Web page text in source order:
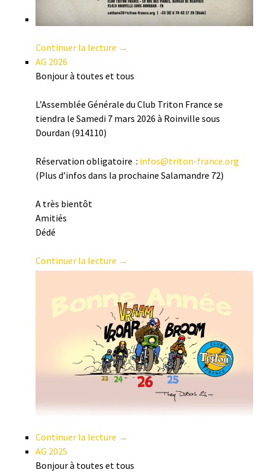
Continuer la lecture →
AG 2026
Bonjour à toutes et tous
L’Assemblée Générale du Club Triton France se
tiendra le Samedi 7 mars 2026 à Roinville sous
Dourdan (914110)
Réservation obligatoire : infos@triton-france.org
(Plus d’infos dans la prochaine Salamandre 72)
A très bientôt
Amitiés
Dédé
Continuer la lecture →
Continuer la lecture →
AG 2025
Bonjour à toutes et tous